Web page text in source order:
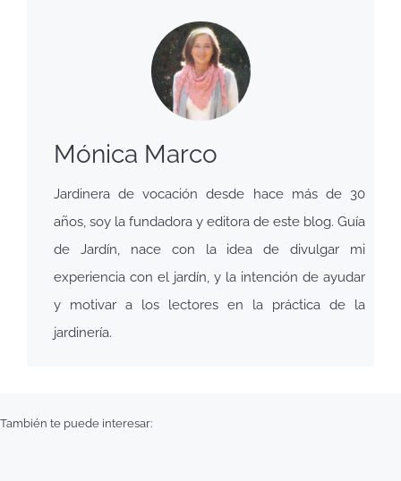
Mónica Marco
Jardinera de vocación desde hace más de 30
años, soy la fundadora y editora de este blog. Guía
de Jardín, nace con la idea de divulgar mi
experiencia con el jardín, y la intención de ayudar
y motivar a los lectores en la práctica de la
jardinería.
También te puede interesar: